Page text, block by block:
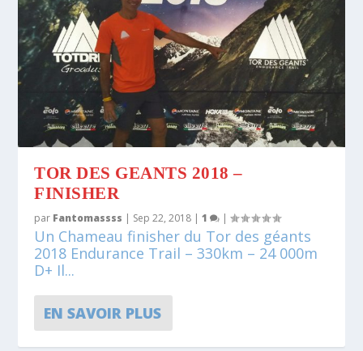
TOR DES GEANTS 2018 –
FINISHER
par Fantomassss | Sep 22, 2018 |1 |
Un Chameau finisher du Tor des géants
2018 Endurance Trail – 330km – 24 000m
D+ Il...
EN SAVOIR PLUS